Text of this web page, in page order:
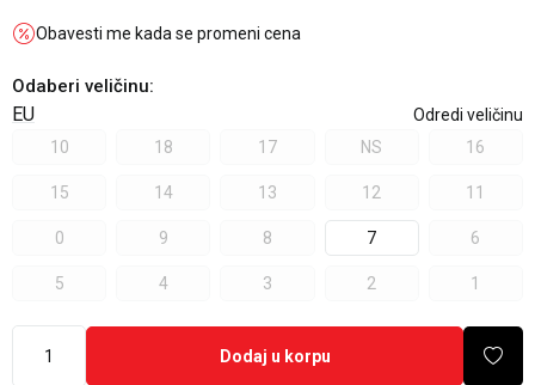
Obavesti me kada se promeni cena
Odaberi veličinu:
EU
Odredi veličinu
10
18 17 NS 16
15 14 13 12 11
0 9 8 7 6
5 4 3 2 1
Dodaj u korpu